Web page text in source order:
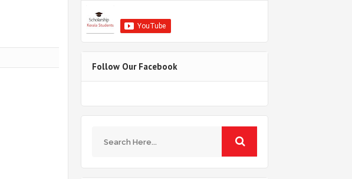
Follow Our Facebook